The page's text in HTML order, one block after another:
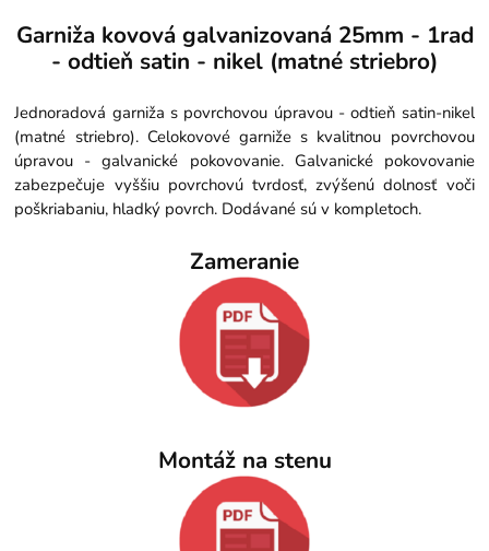
Garniža kovová galvanizovaná 25mm - 1rad
- odtieň satin - nikel (matné striebro)
Jednoradová garniža s povrchovou úpravou - odtieň satin-nikel
(matné striebro). Celokovové garniže s kvalitnou povrchovou
úpravou - galvanické pokovovanie. Galvanické pokovovanie
zabezpečuje vyššiu povrchovú tvrdosť, zvýšenú dolnosť voči
poškriabaniu, hladký povrch. Dodávané sú v kompletoch.
Zameranie
Montáž na stenu